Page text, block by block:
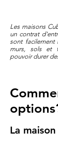
Les maisons
un contrat
sont facilement
murs, sols et
pouvoir durer
La maison